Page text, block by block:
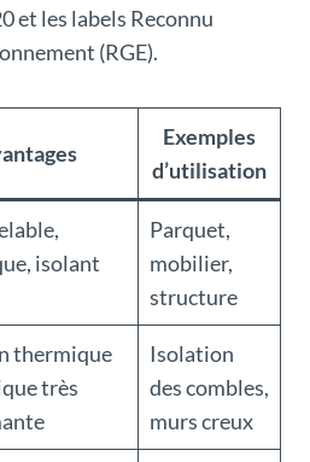
et les labels Reconnu
(RGE).
Exemples
d’utilisation
isolant
Parquet,
mobilier,
structure
thermique
très
Isolation
des combles,
murs creux